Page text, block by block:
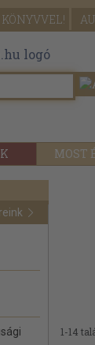
KÖNYVVEL!
MOST
1-14